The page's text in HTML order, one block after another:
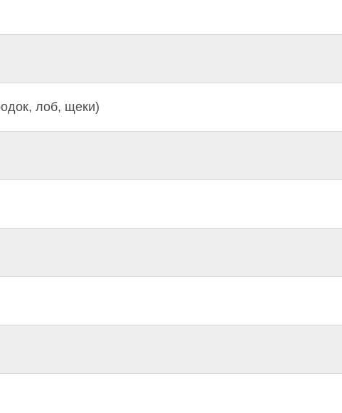
лоб, щеки)